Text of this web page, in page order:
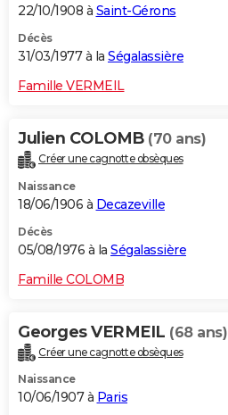
22/10/1908 à Saint-Gérons
Décès
31/03/1977 à la Ségalassière
Famille VERMEIL
Julien COLOMB (70 ans)
Créer une cagnotte obsèques
Naissance
18/06/1906 à Decazeville
Décès
05/08/1976 à la Ségalassière
Famille COLOMB
Georges VERMEIL (68 ans)
Créer une cagnotte obsèques
Naissance
10/06/1907 à Paris